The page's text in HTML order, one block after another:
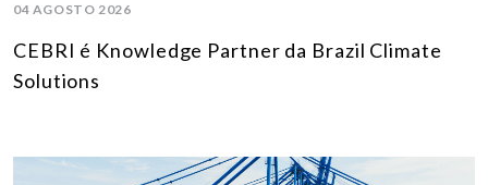
04 AGOSTO 2026
CEBRI é Knowledge Partner da Brazil Climate
Solutions